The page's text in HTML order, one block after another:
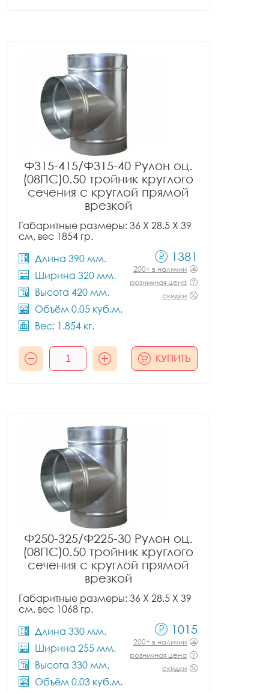
Ф315-415/Ф315-40 Рулон оц.
(08ПС)0.50 тройник круглого
сечения с круглой прямой
врезкой
Габаритные размеры: 36 X 28.5 X 39
см, вес 1854 гр.
Длина 390 мм.
Ширина 320 мм.
Высота 420 мм.
Объём 0.05 куб.м.
Вес: 1.854 кг.
1381
200+ в наличии
розничная цена
скидки
КУПИТЬ
Ф250-325/Ф225-30 Рулон оц.
(08ПС)0.50 тройник круглого
сечения с круглой прямой
врезкой
Габаритные размеры: 36 X 28.5 X 39
см, вес 1068 гр.
Длина 330 мм.
Ширина 255 мм.
Высота 330 мм.
Объём 0.03 куб.м.
1015
200+ в наличии
розничная цена
скидки